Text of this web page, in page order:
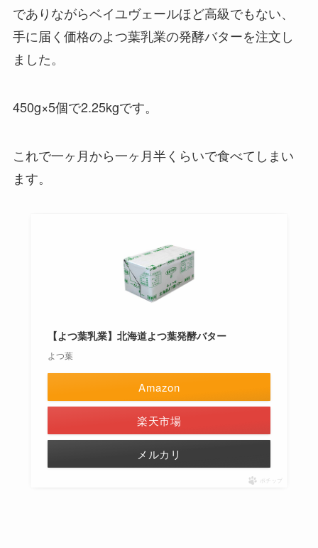
でありながらベイユヴェールほど高級でもない、
手に届く価格のよつ葉乳業の発酵バターを注文し
ました。
450g×5個で2.25kgです。
これで一ヶ月から一ヶ月半くらいで食べてしまい
ます。
【よつ葉乳業】北海道よつ葉発酵バター
よつ葉
Amazon
楽天市場
メルカリ
ポチップ